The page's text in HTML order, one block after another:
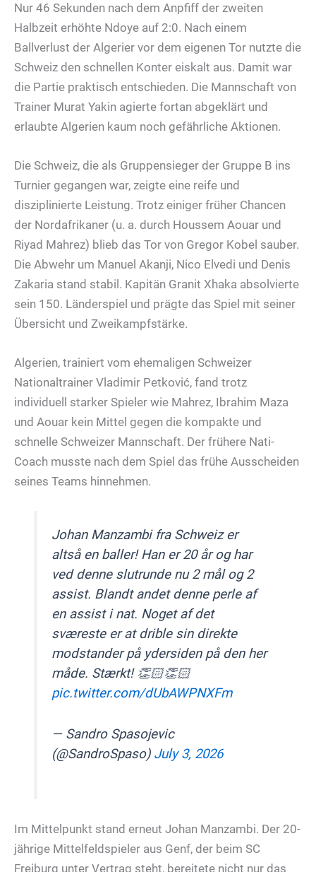
Nur 46 Sekunden nach dem Anpfiff der zweiten
Halbzeit erhöhte Ndoye auf 2:0. Nach einem
Ballverlust der Algerier vor dem eigenen Tor nutzte die
Schweiz den schnellen Konter eiskalt aus. Damit war
die Partie praktisch entschieden. Die Mannschaft von
Trainer Murat Yakin agierte fortan abgeklärt und
erlaubte Algerien kaum noch gefährliche Aktionen.
Die Schweiz, die als Gruppensieger der Gruppe B ins
Turnier gegangen war, zeigte eine reife und
disziplinierte Leistung. Trotz einiger früher Chancen
der Nordafrikaner (u. a. durch Houssem Aouar und
Riyad Mahrez) blieb das Tor von Gregor Kobel sauber.
Die Abwehr um Manuel Akanji, Nico Elvedi und Denis
Zakaria stand stabil. Kapitän Granit Xhaka absolvierte
sein 150. Länderspiel und prägte das Spiel mit seiner
Übersicht und Zweikampfstärke.
Algerien, trainiert vom ehemaligen Schweizer
Nationaltrainer Vladimir Petković, fand trotz
individuell starker Spieler wie Mahrez, Ibrahim Maza
und Aouar kein Mittel gegen die kompakte und
schnelle Schweizer Mannschaft. Der frühere Nati-
Coach musste nach dem Spiel das frühe Ausscheiden
seines Teams hinnehmen.
Johan Manzambi fra Schweiz er
altså en baller! Han er 20 år og har
ved denne slutrunde nu 2 mål og 2
assist. Blandt andet denne perle af
en assist i nat. Noget af det
sværeste er at drible sin direkte
modstander på ydersiden på den her
måde. Stærkt! 👏🏻👏🏻
pic.twitter.com/dUbAWPNXFm
— Sandro Spasojevic
(@SandroSpaso) July 3, 2026
Im Mittelpunkt stand erneut Johan Manzambi. Der 20-
jährige Mittelfeldspieler aus Genf, der beim SC
Freiburg unter Vertrag steht, bereitete nicht nur das